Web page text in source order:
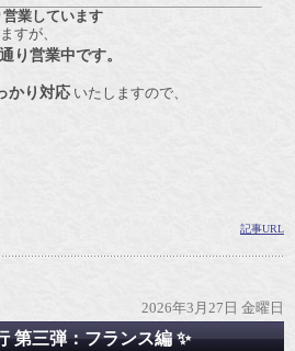
業しています
すが、
り営業中です。
かり対応 いたしますので、
記事URL
2026年3月27日 金曜日
第三弾：フランス編 ✨